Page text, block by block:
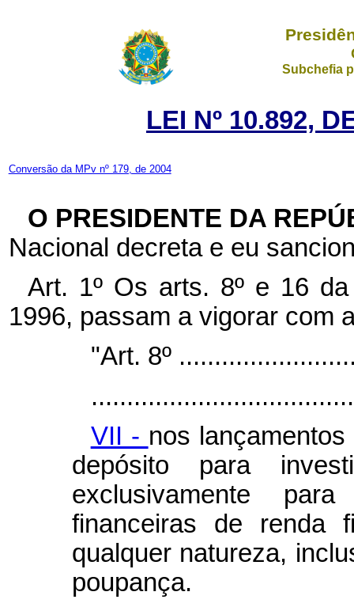
Subchefia
LEI Nº 10.892,
Conversão da MPv nº 179, de 2004
O PRESIDENTE DA
Nacional decreta e eu
Art. 1º Os arts. 8º e 16
1996, passam a vigorar com
"Art. 8º
VII - nos
depósito para
exclusivamente
financeiras de renda
qualquer natureza,
poupança.